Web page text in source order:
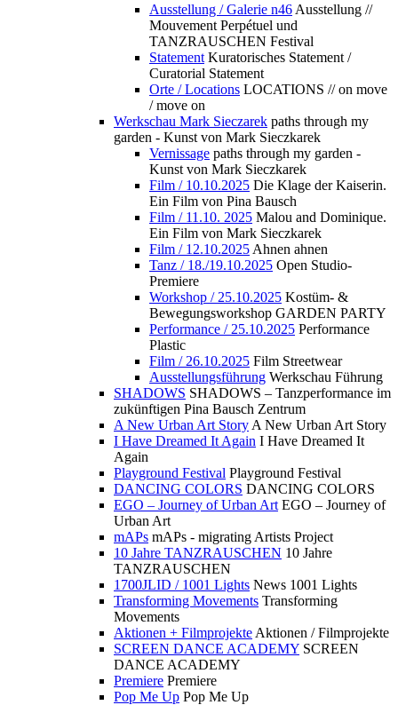
Ausstellung / Galerie n46 Ausstellung //
Mouvement Perpétuel und
TANZRAUSCHEN Festival
Statement Kuratorisches Statement /
Curatorial Statement
Orte / Locations LOCATIONS // on move
/ move on
Werkschau Mark Sieczarek paths through my
garden - Kunst von Mark Sieczkarek
Vernissage paths through my garden -
Kunst von Mark Sieczkarek
Film / 10.10.2025 Die Klage der Kaiserin.
Ein Film von Pina Bausch
Film / 11.10. 2025 Malou and Dominique.
Ein Film von Mark Sieczkarek
Film / 12.10.2025 Ahnen ahnen
Tanz / 18./19.10.2025 Open Studio-
Premiere
Workshop / 25.10.2025 Kostüm- &
Bewegungsworkshop GARDEN PARTY
Performance / 25.10.2025 Performance
Plastic
Film / 26.10.2025 Film Streetwear
Ausstellungsführung Werkschau Führung
SHADOWS SHADOWS – Tanzperformance im
zukünftigen Pina Bausch Zentrum
A New Urban Art Story A New Urban Art Story
I Have Dreamed It Again I Have Dreamed It
Again
Playground Festival Playground Festival
DANCING COLORS DANCING COLORS
EGO – Journey of Urban Art EGO – Journey of
Urban Art
mAPs mAPs - migrating Artists Project
10 Jahre TANZRAUSCHEN 10 Jahre
TANZRAUSCHEN
1700JLID / 1001 Lights News 1001 Lights
Transforming Movements Transforming
Movements
Aktionen + Filmprojekte Aktionen / Filmprojekte
SCREEN DANCE ACADEMY SCREEN
DANCE ACADEMY
Premiere Premiere
Pop Me Up Pop Me Up